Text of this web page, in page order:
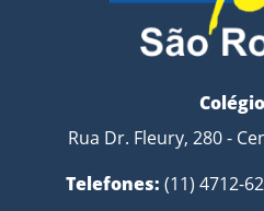
Rua Dr. Fleury, 280 -
Telefones: (11) 4712-